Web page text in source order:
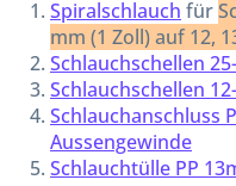
Spiralschlauch für
mm (1 Zoll) auf 12,
Schlauchschellen
Schlauchschellen
Schlauchanschluss
Aussengewinde
Schlauchtülle PP